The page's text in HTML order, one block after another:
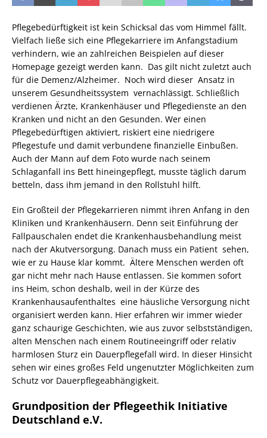
Pflegebedürftigkeit ist kein Schicksal das vom Himmel fällt.
Vielfach ließe sich eine Pflegekarriere im Anfangstadium
verhindern, wie an zahlreichen Beispielen auf dieser
Homepage gezeigt werden kann. Das gilt nicht zuletzt auch
für die Demenz/Alzheimer. Noch wird dieser Ansatz in
unserem Gesundheitssystem vernachlässigt. Schließlich
verdienen Ärzte, Krankenhäuser und Pflegedienste an den
Kranken und nicht an den Gesunden. Wer einen
Pflegebedürftigen aktiviert, riskiert eine niedrigere
Pflegestufe und damit verbundene finanzielle Einbußen.
Auch der Mann auf dem Foto wurde nach seinem
Schlaganfall ins Bett hineingepflegt, musste täglich darum
betteln, dass ihm jemand in den Rollstuhl hilft.
Ein Großteil der Pflegekarrieren nimmt ihren Anfang in den
Kliniken und Krankenhäusern. Denn seit Einführung der
Fallpauschalen endet die Krankenhausbehandlung meist
nach der Akutversorgung. Danach muss ein Patient sehen,
wie er zu Hause klar kommt. Ältere Menschen werden oft
gar nicht mehr nach Hause entlassen. Sie kommen sofort
ins Heim, schon deshalb, weil in der Kürze des
Krankenhausaufenthaltes eine häusliche Versorgung nicht
organisiert werden kann. Hier erfahren wir immer wieder
ganz schaurige Geschichten, wie aus zuvor selbstständigen,
alten Menschen nach einem Routineeingriff oder relativ
harmlosen Sturz ein Dauerpflegefall wird. In dieser Hinsicht
sehen wir eines großes Feld ungenutzter Möglichkeiten zum
Schutz vor Dauerpflegeabhängigkeit.
Grundposition der Pflegeethik Initiative
Deutschland e.V.